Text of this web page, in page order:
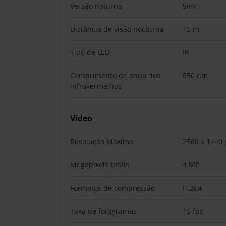
Versão noturna Sim
Distância de visão nocturna 15 m
Tipo de LED IR
Comprimento de onda dos
infravermelhos
850 nm
Vídeo
Resolução Máxima 2560 x 1440
Megapixels totais 4 MP
Formatos de compressão H.264
Taxa de fotogramas 15 fps